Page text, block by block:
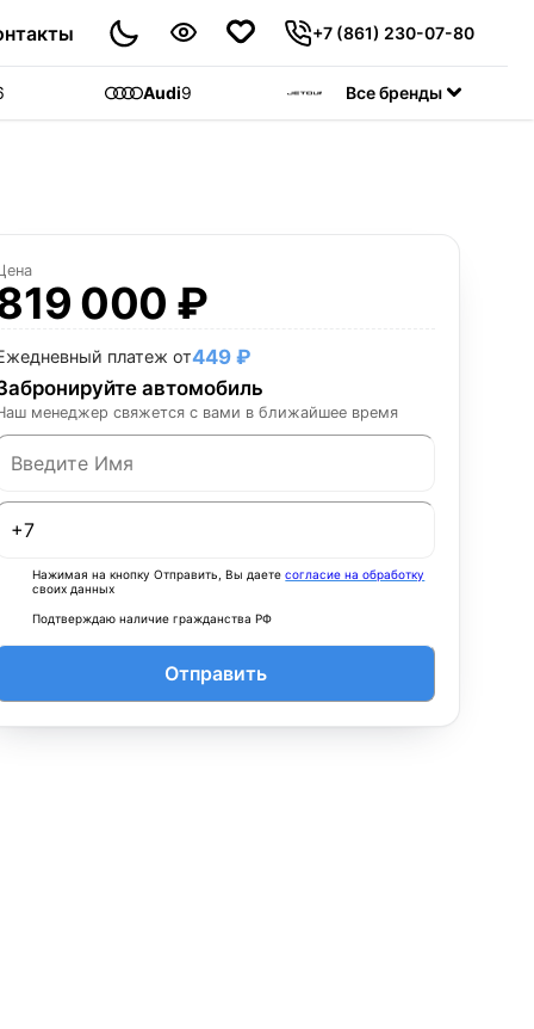
+7 (861) 230-07-80
Audi9 Jetour55
Все бренды
000 ₽
платеж от449 ₽
автомобиль
менеджер свяжется с вами в ближайшее время
Нажимая на кнопку Отправить, Вы даетесогласие на обработку
своих данных
Подтверждаю наличие гражданства РФ
Отправить